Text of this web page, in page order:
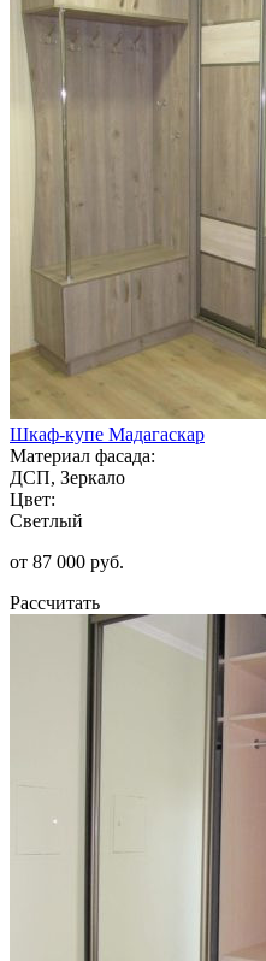
Шкаф-купе Мадагаскар
Материал фасада:
ДСП, Зеркало
Цвет:
Светлый
от 87 000 руб.
Рассчитать